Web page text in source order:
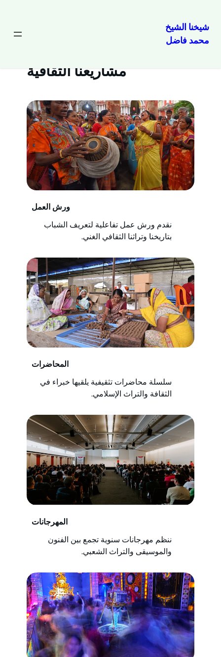
شيخنا الشيخ
محمد فاضل
مشاريعنا الثقافية
ورش العمل
نقدم ورش عمل تفاعلية لتعريف الشباب
بتاريخنا وتراثنا الثقافي الغني.
المحاضرات
سلسلة محاضرات تثقيفية يلقيها خبراء في
الثقافة والتراث الإسلامي.
المهرجانات
ننظم مهرجانات سنوية تجمع بين الفنون
والموسيقى والتراث الشعبي.